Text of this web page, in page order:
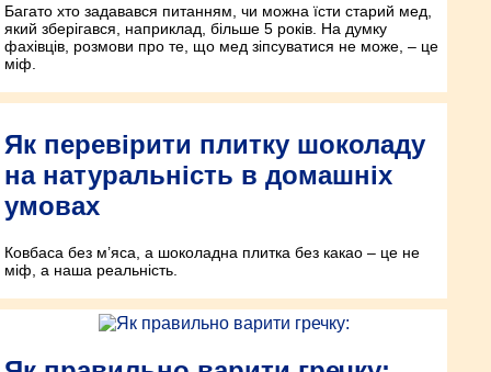
Багато хто задавався питанням, чи можна їсти старий мед,
який зберігався, наприклад, більше 5 років. На думку
фахівців, розмови про те, що мед зіпсуватися не може, – це
міф.
Як перевірити плитку шоколаду
на натуральність в домашніх
умовах
Ковбаса без м’яса, а шоколадна плитка без какао – це не
міф, а наша реальність.